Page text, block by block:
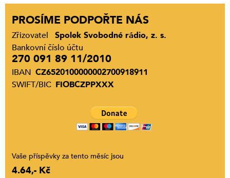
PROSÍME PODPOŘTE NÁS
Zřizovatel
Spolek Svobodné rádio, z. s.
Bankovní číslo účtu
270 091 89 11/2010
IBAN CZ6520100000002700918911
SWIFT/BIC FIOBCZPPXXX
Vaše příspěvky za tento měsíc jsou
4.64,- Kč